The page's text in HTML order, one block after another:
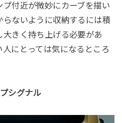
付近が微妙にカーブを描い
ないように収納するには積
きく持ち上げる必要があ
にとっては気になるところ
シグナル